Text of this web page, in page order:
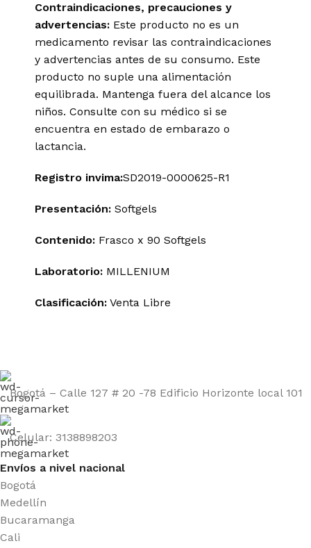
Contraindicaciones, precauciones y
advertencias: Este producto no es un
medicamento revisar las contraindicaciones
y advertencias antes de su consumo. Este
producto no suple una alimentación
equilibrada. Mantenga fuera del alcance los
niños. Consulte con su médico si se
encuentra en estado de embarazo o
lactancia.
Registro invima:SD2019-0000625-R1
Presentación: Softgels
Contenido: Frasco x 90 Softgels
Laboratorio: MILLENIUM
Clasificación: Venta Libre
Bogotá – Calle 127 # 20 -78 Edificio Horizonte local 101
Celular: 3138898203
Envíos a nivel nacional
Bogotá
Medellín
Bucaramanga
Cali